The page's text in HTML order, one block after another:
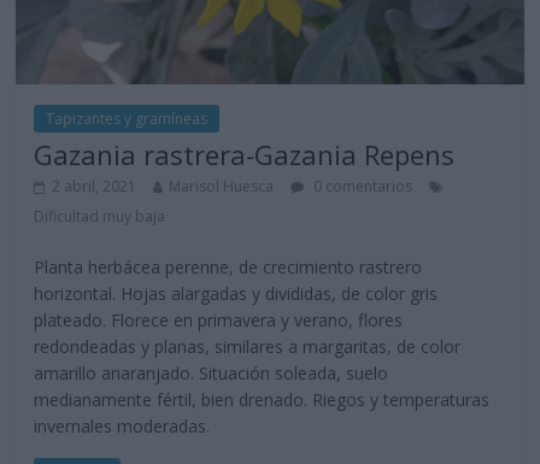
Tapizantes y gramíneas
Gazania rastrera-Gazania Repens
2 abril, 2021 Marisol Huesca
0 comentarios
Dificultad muy baja
Planta herbácea perenne, de crecimiento rastrero
horizontal. Hojas alargadas y divididas, de color gris
plateado. Florece en primavera y verano, flores
redondeadas y planas, similares a margaritas, de color
amarillo anaranjado. Situación soleada, suelo
medianamente fértil, bien drenado. Riegos y temperaturas
invernales moderadas.